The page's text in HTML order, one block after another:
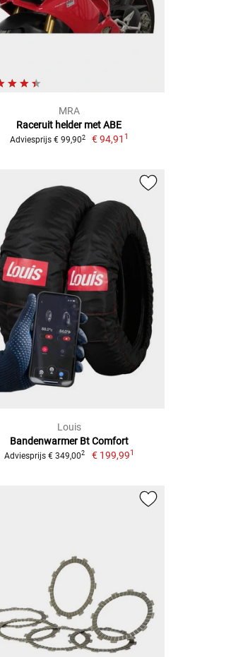
MRA
Raceruit helder met ABE
Adviesprijs € 99,902 € 94,91 1
Louis
Bandenwarmer Bt Comfort
Adviesprijs € 349,002 € 199,991